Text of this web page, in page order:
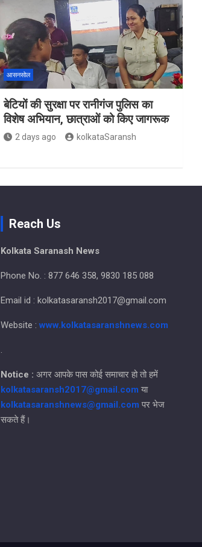
आसनसोल
बेटियों की सुरक्षा पर रानीगंज पुलिस का
विशेष अभियान, छात्राओं को किए जागरूक
2 days ago kolkataSaransh
Reach Us
Kolkata Saranash News
Phone No. : 877 646 358, 9830 185 088
Email id : kolkatasaransh2017@gmail.com
Website : www.kolkatasaranshnews.com
.
Notice : अगर आपके पास कोई समाचार हो तो हमें
kolkatasaransh2017@gmail.com या
kolkatasaranshnews@gmail.com पर भेज
सकते हैं।